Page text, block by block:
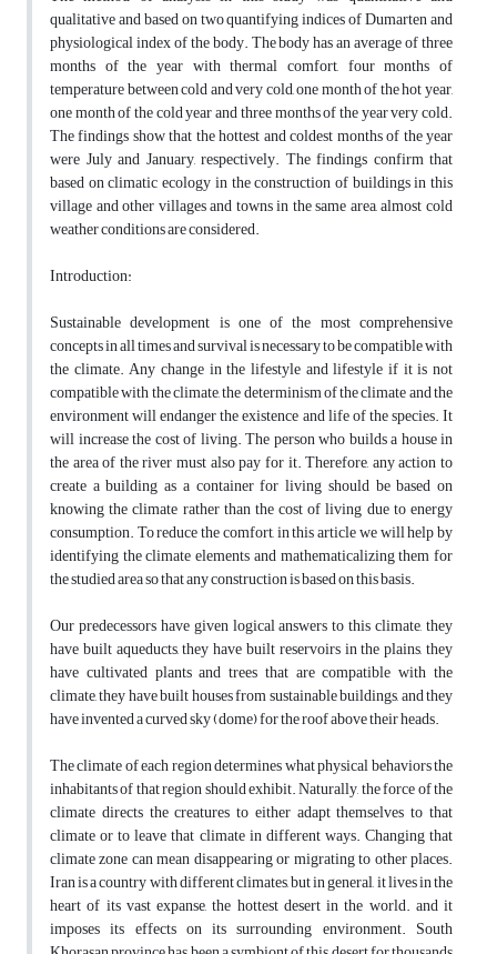
qualitative and based on two quantifying indices of Dumarten and
physiological index of the body. The body has an average of three
months of the year with thermal comfort, four months of
temperature between cold and very cold, one month of the hot year,
one month of the cold year and three months of the year very cold.
The findings show that the hottest and coldest months of the year
were July and January, respectively. The findings confirm that
based on climatic ecology in the construction of buildings in this
village and other villages and towns in the same area, almost cold
weather conditions are considered.
Introduction:
Sustainable development is one of the most comprehensive
concepts in all times and survival is necessary to be compatible with
the climate. Any change in the lifestyle and lifestyle if it is not
compatible with the climate, the determinism of the climate and the
environment will endanger the existence and life of the species. It
will increase the cost of living. The person who builds a house in
the area of the river must also pay for it. Therefore, any action to
create a building as a container for living should be based on
knowing the climate rather than the cost of living due to energy
consumption. To reduce the comfort, in this article we will help by
identifying the climate elements and mathematicalizing them for
the studied area so that any construction is based on this basis.
Our predecessors have given logical answers to this climate, they
have built aqueducts, they have built reservoirs in the plains, they
have cultivated plants and trees that are compatible with the
climate, they have built houses from sustainable buildings, and they
have invented a curved sky (dome) for the roof above their heads.
The climate of each region determines what physical behaviors the
inhabitants of that region should exhibit. Naturally, the force of the
climate directs the creatures to either adapt themselves to that
climate or to leave that climate in different ways. Changing that
climate zone can mean disappearing or migrating to other places.
Iran is a country with different climates, but in general, it lives in the
heart of its vast expanse, the hottest desert in the world. and it
imposes its effects on its surrounding environment. South